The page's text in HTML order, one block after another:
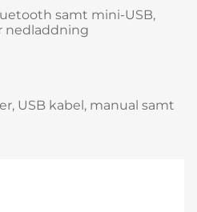
samt mini-USB,
nedladdning
USB kabel, manual samt